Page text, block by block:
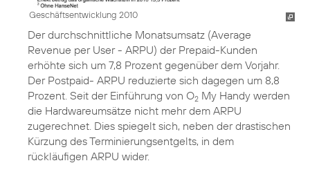
Geschäftsentwicklung 2010
Der durchschnittliche Monatsumsatz (Average
Revenue per User - ARPU) der Prepaid-Kunden
erhöhte sich um 7,8 Prozent gegenüber dem Vorjahr.
Der Postpaid- ARPU reduzierte sich dagegen um 8,8
Prozent. Seit der Einführung von O2 My Handy werden
die Hardwareumsätze nicht mehr dem ARPU
zugerechnet. Dies spiegelt sich, neben der drastischen
Kürzung des Terminierungsentgelts, in dem
rückläufigen ARPU wider.